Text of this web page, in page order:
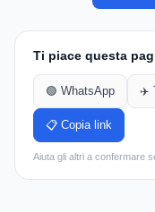
Ti piace questa
🟢 WhatsApp ✈️
📋 Copia link
Aiuta gli altri a confermare